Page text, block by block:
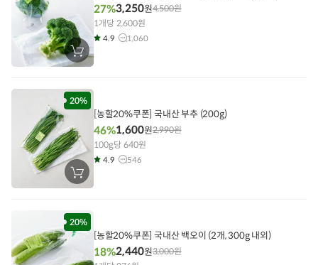
장
바
에
담
기
27%3,250원4,500원
1개당 2,600원
4.9 1,060
20%
장
바
에
담
기
[농할20%쿠폰] 국내산 부추 (200g)
46%1,600원2,990원
100g당 640원
4.9 546
20%
[농할20%쿠폰] 국내산 백오이 (2개, 300g 내외)
18%2,440원3,000원